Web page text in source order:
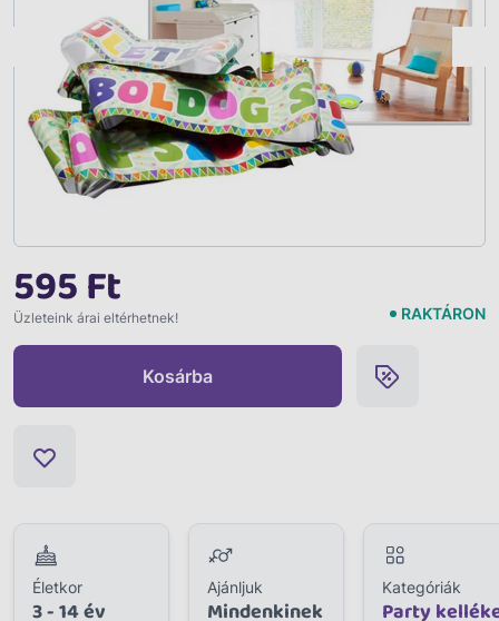
Vissza
595 Ft
Üzleteink árai eltérhetnek! RAKTÁRON
Kosárba
Életkor
3 - 14 év
Ajánljuk
Mindenkinek
Kategóriák
Party